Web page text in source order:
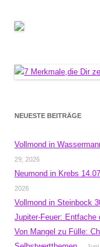
NEUESTE BEITRÄGE
Vollmond in
29, 2026
Neumond in Krebs
2026
Vollmond in Steinbock
Jupiter-Feuer: Entfache
Von Mangel zu Fülle: